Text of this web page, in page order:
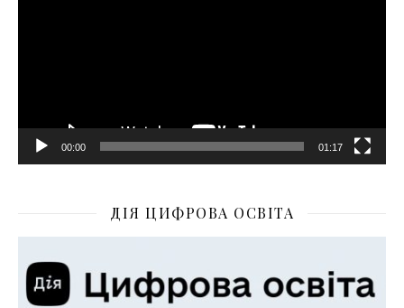
00:00 01:17
ДІЯ ЦИФРОВА ОСВІТА